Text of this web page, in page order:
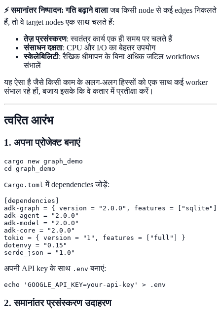
⚡ समानांतर निष्पादन: गति बढ़ाने वालाजब किसी node से कई edges निकलते
हैं, तो वे target nodes एक साथ चलते हैं:
तेज़ प्रसंस्करण: स्वतंत्र कार्य एक ही समय पर चलते हैं
संसाधन दक्षता: CPU और I/O का बेहतर उपयोग
स्केलेबिलिटी: रैखिक धीमापन के बिना अधिक जटिल workflows
संभालें
यह ऐसा है जैसे किसी काम के अलग-अलग हिस्सों को एक साथ कई worker
संभाल रहे हों, बजाय इसके कि वे कतार में प्रतीक्षा करें।
त्वरित आरंभ
1. अपना प्रोजेक्ट बनाएं
cargo new graph_demo
cd graph_demo
Cargo.toml में dependencies जोड़ें:
[dependencies]
adk-graph = { version = "2.0.0", features = ["sqlite"]
adk-agent = "2.0.0"
adk-model = "2.0.0"
adk-core = "2.0.0"
tokio = { version = "1", features = ["full"] }
dotenvy = "0.15"
serde_json = "1.0"
अपनी API key के साथ .env बनाएं:
echo 'GOOGLE_API_KEY=your-api-key' > .env
2. समानांतर प्रसंस्करण उदाहरण